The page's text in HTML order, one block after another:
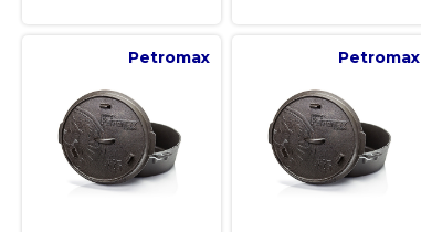
Petromax Petromax